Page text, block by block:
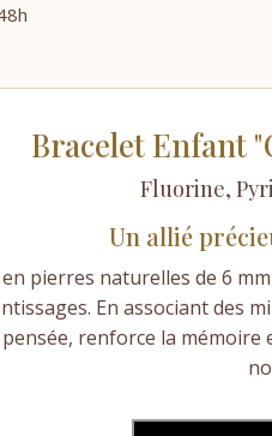
Bracelet Enfant
Fluorine,
Un allié
pierres naturelles de 6
En associant des
renforce la